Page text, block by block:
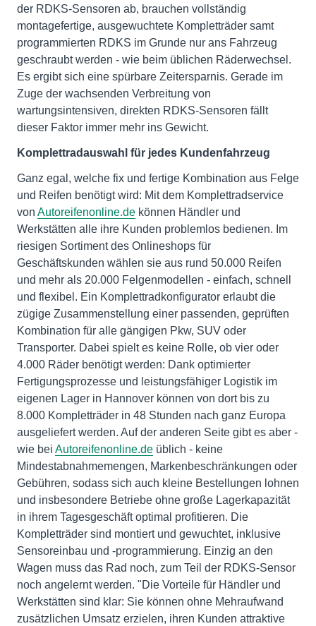
der RDKS-Sensoren ab, brauchen vollständig
montagefertige, ausgewuchtete Kompletträder samt
programmierten RDKS im Grunde nur ans Fahrzeug
geschraubt werden - wie beim üblichen Räderwechsel.
Es ergibt sich eine spürbare Zeitersparnis. Gerade im
Zuge der wachsenden Verbreitung von
wartungsintensiven, direkten RDKS-Sensoren fällt
dieser Faktor immer mehr ins Gewicht.
Komplettradauswahl für jedes Kundenfahrzeug
Ganz egal, welche fix und fertige Kombination aus Felge
und Reifen benötigt wird: Mit dem Komplettradservice
von Autoreifenonline.de können Händler und
Werkstätten alle ihre Kunden problemlos bedienen. Im
riesigen Sortiment des Onlineshops für
Geschäftskunden wählen sie aus rund 50.000 Reifen
und mehr als 20.000 Felgenmodellen - einfach, schnell
und flexibel. Ein Komplettradkonfigurator erlaubt die
zügige Zusammenstellung einer passenden, geprüften
Kombination für alle gängigen Pkw, SUV oder
Transporter. Dabei spielt es keine Rolle, ob vier oder
4.000 Räder benötigt werden: Dank optimierter
Fertigungsprozesse und leistungsfähiger Logistik im
eigenen Lager in Hannover können von dort bis zu
8.000 Kompletträder in 48 Stunden nach ganz Europa
ausgeliefert werden. Auf der anderen Seite gibt es aber -
wie bei Autoreifenonline.de üblich - keine
Mindestabnahmemengen, Markenbeschränkungen oder
Gebühren, sodass sich auch kleine Bestellungen lohnen
und insbesondere Betriebe ohne große Lagerkapazität
in ihrem Tagesgeschäft optimal profitieren. Die
Kompletträder sind montiert und gewuchtet, inklusive
Sensoreinbau und -programmierung. Einzig an den
Wagen muss das Rad noch, zum Teil der RDKS-Sensor
noch angelernt werden. "Die Vorteile für Händler und
Werkstätten sind klar: Sie können ohne Mehraufwand
zusätzlichen Umsatz erzielen, ihren Kunden attraktive